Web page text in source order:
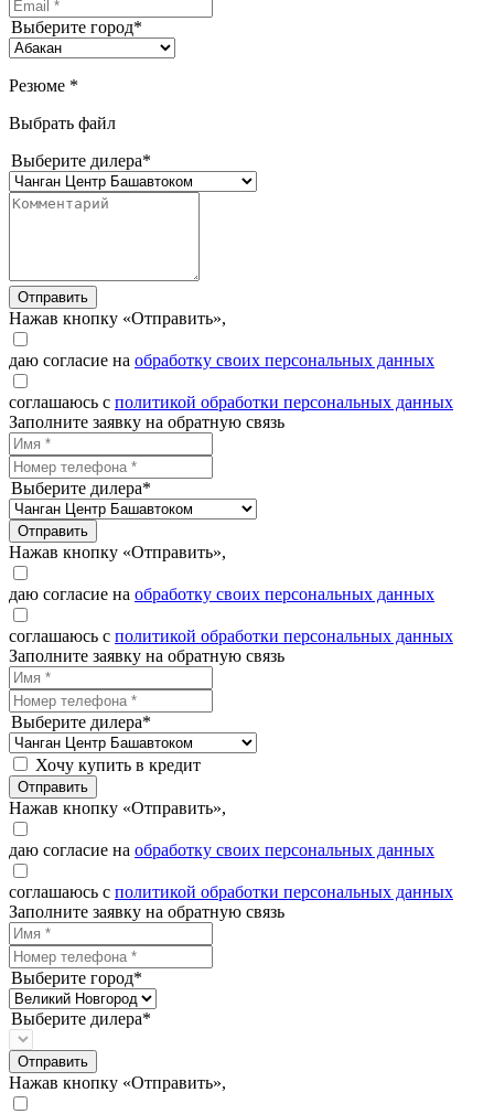
Выберите город*
Резюме *
Выбрать файл
Выберите дилера*
Отправить
Нажав кнопку «Отправить»,
даю согласие на обработку своих персональных данных
соглашаюсь с политикой обработки персональных данных
Заполните заявку на обратную связь
Выберите дилера*
Отправить
Нажав кнопку «Отправить»,
даю согласие на обработку своих персональных данных
соглашаюсь с политикой обработки персональных данных
Заполните заявку на обратную связь
Выберите дилера*
Хочу купить в кредит
Отправить
Нажав кнопку «Отправить»,
даю согласие на обработку своих персональных данных
соглашаюсь с политикой обработки персональных данных
Заполните заявку на обратную связь
Выберите город*
Выберите дилера*
Отправить
Нажав кнопку «Отправить»,